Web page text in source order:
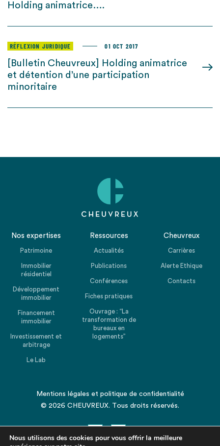
Holding animatrice….
RÉFLEXION JURIDIQUE 01 OCT 2017
[Bulletin Cheuvreux] Holding animatrice
et détention d’une participation
minoritaire
Nos expertises
Patrimoine
Immobilier
résidentiel
Développement
immobilier
Financement
immobilier
Investissement et
arbitrage
Le Lab
Ressources
Actualités
Publications
Conférences
Fiches pratiques
Ouvrage : “La
transformation de
bureaux en
logements”
Cheuvreux
Carrières
Alerte Ethique
Contacts
Mentions légales et politique de confidentialité
© 2026 CHEUVREUX. Tous droits réservés.
Nous utilisons des cookies pour vous offrir la meilleure